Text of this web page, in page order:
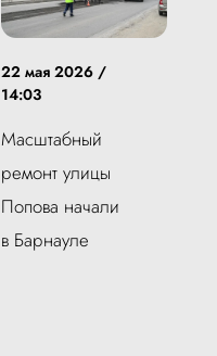
22 мая 2026 /
14:03
Масштабный
ремонт улицы
Попова начали
в Барнауле